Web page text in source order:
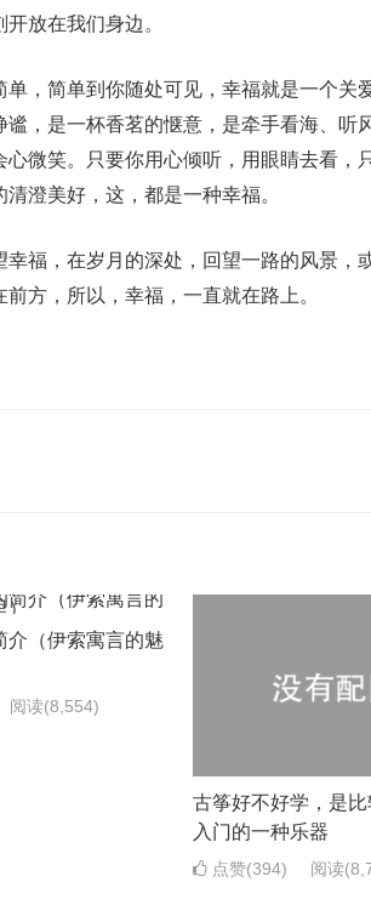
放在我们身边。
单，简单到你随处可见，幸福就是一个关
谧，是一杯香茗的惬意，是牵手看海、听
心微笑。只要你用心倾听，用眼睛去看
澄美好，这，都是一种幸福。
幸福，在岁月的深处，回望一路的风景，
前方，所以，幸福，一直就在路上。
介（伊索寓言的魅
阅读(8,554)
古筝好不好学，是
入门的一种乐器
点赞(394) 阅读